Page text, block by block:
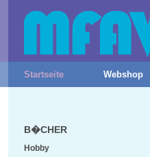
Startseite Webshop
B�CHER
Hobby